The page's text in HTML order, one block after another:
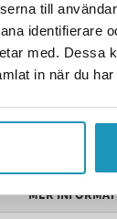
till
identifierare
med. Dessa
in när du
CF Moto
kr
I LAGER
MER